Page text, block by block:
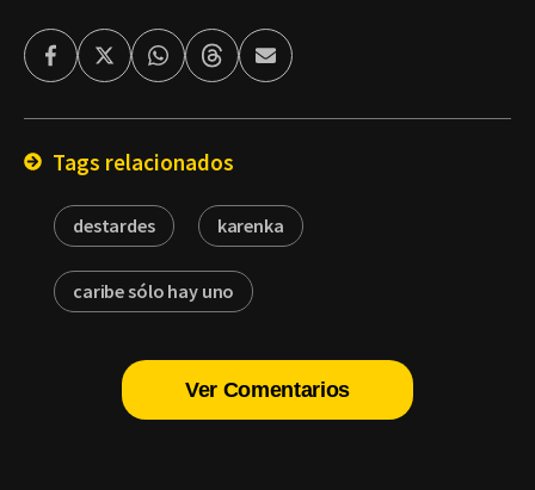
FacebookTwitterWhatsappThreadsEnviar
por
Tags relacionados
destardes karenka
caribe sólo hay uno
Ver Comentarios